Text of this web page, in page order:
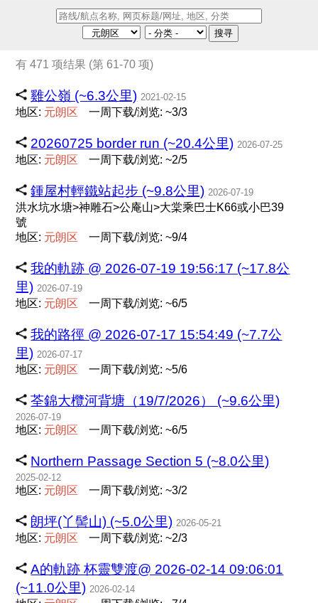
搜寻
有 471 项结果 (第 61-70 项)
雞公嶺 (~6.3公里) 2021-02-15
地区: 元朗 区 一周下载/浏览: ~3/3
20260725 border run (~20.4公里) 2026-07-25
地区: 元朗 区 一周下载/浏览: ~2/5
鍾屋村輕鐵站起步 (~9.8公里) 2026-07-19
洪水坑水塘>神雕石>公庵山>大棠乘巴士K66或小巴39
號
地区: 元朗 区 一周下载/浏览: ~9/4
我的軌跡 @ 2026-07-19 19:56:17 (~17.8公
里) 2026-07-19
地区: 元朗 区 一周下载/浏览: ~6/5
我的路徑 @ 2026-07-17 15:54:49 (~7.7公
里) 2026-07-17
地区: 元朗 区 一周下载/浏览: ~5/6
荃錦大欖河背塘（19/7/2026） (~9.6公里)
2026-07-19
地区: 元朗 区 一周下载/浏览: ~6/5
Northern Passage Section 5 (~8.0公里)
2025-02-12
地区: 元朗 区 一周下载/浏览: ~3/2
朗坪(丫髻山) (~5.0公里) 2026-05-21
地区: 元朗 区 一周下载/浏览: ~2/3
A的軌跡 杯靈雙渡@ 2026-02-14 09:06:01
(~11.0公里) 2026-02-14